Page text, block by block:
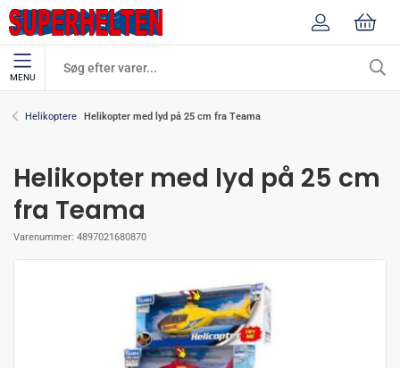
MENU
Helikoptere Helikopter med lyd på 25 cm fra Teama
Helikopter med lyd på 25 cm
fra Teama
Varenummer: 4897021680870